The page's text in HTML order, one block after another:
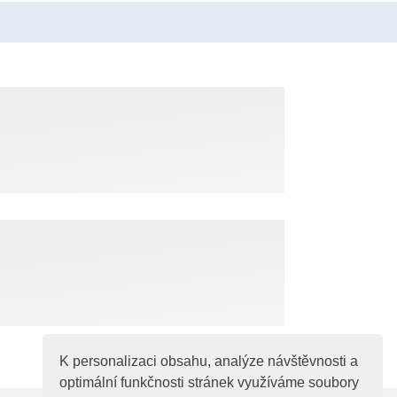
K personalizaci obsahu, analýze návštěvnosti a
optimální funkčnosti stránek využíváme soubory